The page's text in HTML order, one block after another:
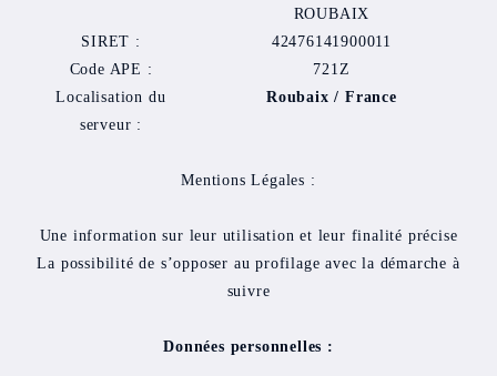
ROUBAIX
SIRET :
42476141900011
Code APE :
721Z
Localisation du
serveur :
Roubaix / France
Mentions Légales :
Une information sur leur utilisation et leur finalité précise
La possibilité de s’opposer au profilage avec la démarche à
suivre
Données personnelles :